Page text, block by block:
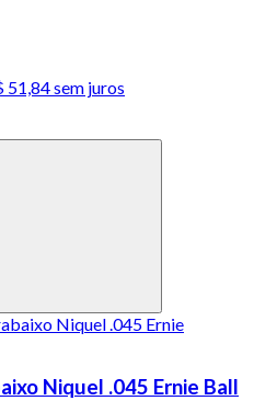
51,84 sem juros
Niquel .045 Ernie Ball